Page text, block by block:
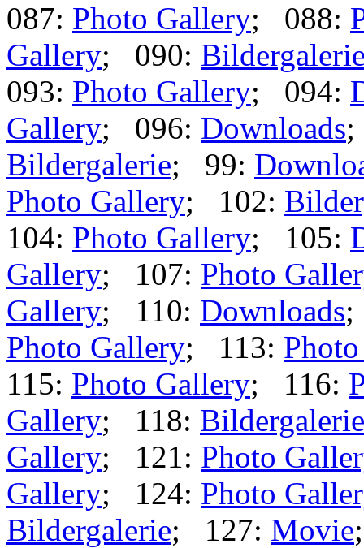
087: Photo Gallery; 088:
Gallery; 090:
093: Photo Gallery; 094:
Gallery; 096: Downloads
Bildergalerie; 99:
Photo Gallery; 102:
104: Photo Gallery; 105:
Gallery; 107: Photo
Gallery; 110: Downloads
Photo Gallery; 113:
115: Photo Gallery; 116:
Gallery; 118: Bildergalerie
Gallery; 121: Photo
Gallery; 124: Photo
Bildergalerie; 127: Movie